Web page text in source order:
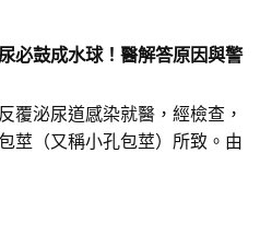
必鼓成水球！醫解答原因與警
覆泌尿道感染就醫，經檢查，
莖（又稱小孔包莖）所致。由